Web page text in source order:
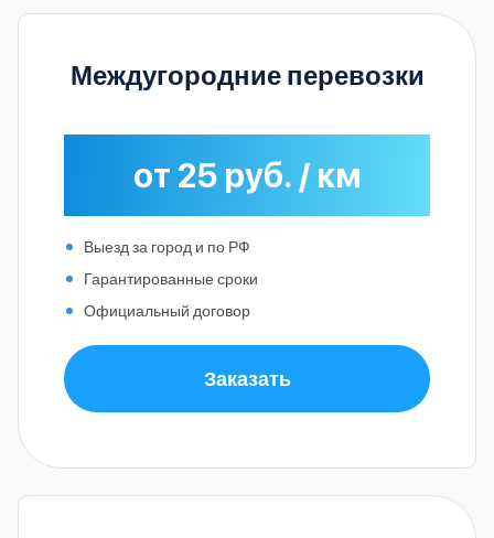
Междугородние перевозки
от 25 руб. / км
Выезд за город и по РФ
Гарантированные сроки
Официальный договор
Заказать